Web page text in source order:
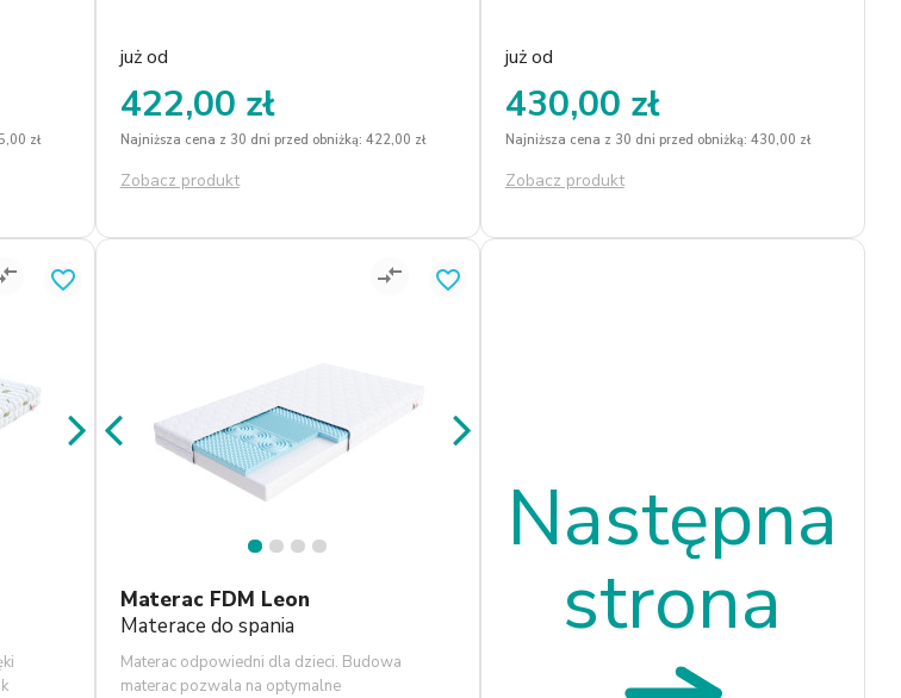
zł
już od
422,00 zł
Najniższa cena z 30 dni przed obniżką: 422,00 zł
Zobacz produkt
już od
430,00 zł
Najniższa cena z 30 dni przed obniżką: 430,00 zł
Zobacz produkt
favorite_border compare_arrows
Materac FDM Leon
Materace do spania
Materac odpowiedni dla dzieci. Budowa
materac pozwala na optymalne
favorite_border
Następna
strona